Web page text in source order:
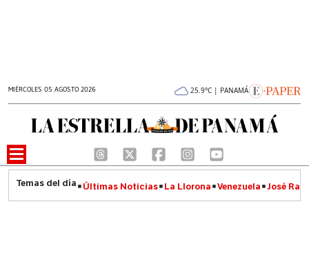
MIÉRCOLES 05 AGOSTO 2026 25.9°C | PANAMÁ
Últimas Noticias La Llorona Venezuela José